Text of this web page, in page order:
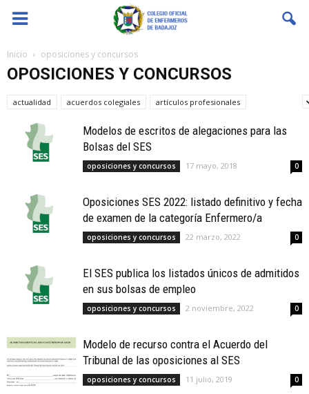
Coenfeba
Inicio oposiciones y concursos
OPOSICIONES Y CONCURSOS
actualidad acuerdos colegiales
artículos profesionales
Modelos de escritos de alegaciones para las
Bolsas del SES
oposiciones y concursos 17 mayo, 2018 0
Oposiciones SES 2022: listado definitivo y fecha
de examen de la categoría Enfermero/a
oposiciones y concursos 22 marzo, 2022 0
El SES publica los listados únicos de admitidos
en sus bolsas de empleo
oposiciones y concursos 2 noviembre, 2022 0
Modelo de recurso contra el Acuerdo del
Tribunal de las oposiciones al SES
oposiciones y concursos 11 julio, 2019 0